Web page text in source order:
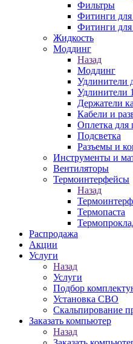
Фильтры
Фитинги для
Фитинги
Жидкость
Моддинг
Назад
Моддинг
Удлинители
Удлинители
Держатели
Кабели и
Оплетка для
Подсветка
Разъемы и
Инструменты и
Вентиляторы
Термоинтерфейсы
Назад
Термопаста
Распродажа
Акции
Услуги
Назад
Услуги
Подбор
Установка СВО
Скальпирование
Заказать компьютер
Назад